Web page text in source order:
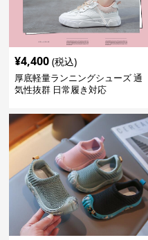
¥4,400 (税込)
厚底軽量ランニングシューズ 通
気性抜群 日常履き対応